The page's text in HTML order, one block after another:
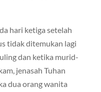
hari ketiga setelah
tidak ditemukan lagi
dan ketika murid-
jenasah Tuhan
dua orang wanita